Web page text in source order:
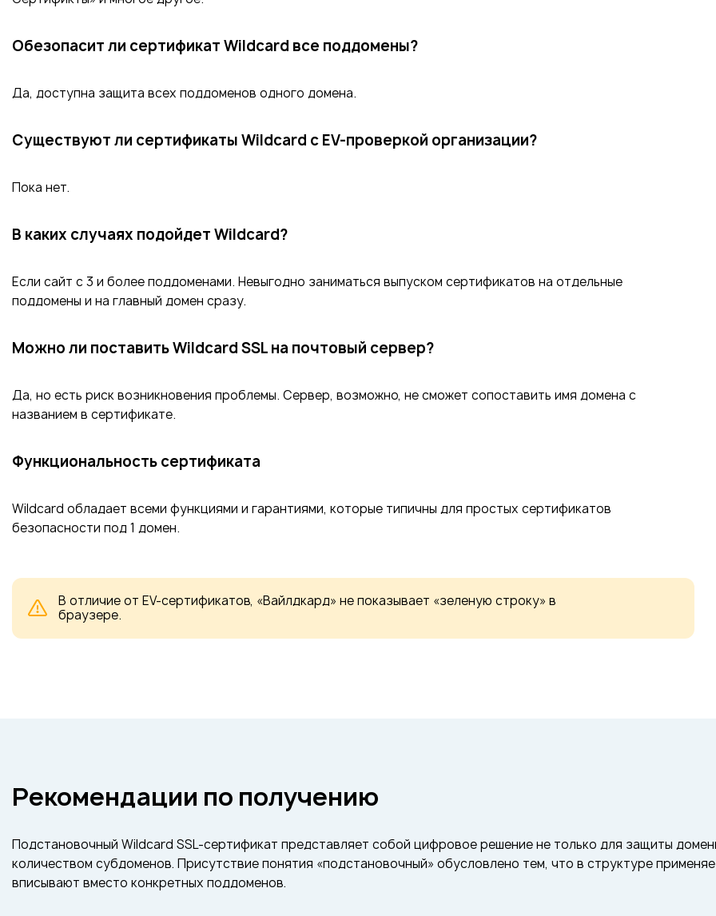
Обезопасит ли сертификат Wildcard все поддомены?
Да, доступна защита всех поддоменов одного домена.
Существуют ли сертификаты Wildcard с EV-проверкой организации?
Пока нет.
В каких случаях подойдет Wildcard?
Если сайт с 3 и более поддоменами. Невыгодно заниматься выпуском сертификатов на отдельные
поддомены и на главный домен сразу.
Можно ли поставить Wildcard SSL на почтовый сервер?
Да, но есть риск возникновения проблемы. Сервер, возможно, не сможет сопоставить имя домена с
названием в сертификате.
Функциональность сертификата
Wildcard обладает всеми функциями и гарантиями, которые типичны для простых сертификатов
безопасности под 1 домен.
В отличие от EV-сертификатов, «Вайлдкард» не показывает «зеленую строку» в
браузере.
Рекомендации по получению
Подстановочный Wildcard SSL-сертификат представляет собой цифровое решение не только для защиты
количеством субдоменов. Присутствие понятия «подстановочный» обусловлено тем, что в структуре
вписывают вместо конкретных поддоменов.